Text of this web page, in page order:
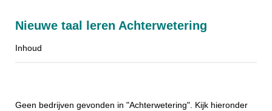
Nieuwe taal leren Achterwetering
Inhoud
Geen bedrijven gevonden in "Achterwetering". Kijk hieronder